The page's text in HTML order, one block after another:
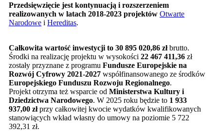
Przedsięwzięcie jest kontynuacją i rozszerzeniem
realizowanych w latach 2018-2023 projektów Otwarte
Narodowe i Hereditas.
Całkowita wartość inwestycji to 30 895 020,86 złbrutto.
Środki na realizację projektu w wysokości 22 467 411,36 zł
zostały przyznane z programu Fundusze Europejskie na
Rozwój Cyfrowy 2021-2027 współfinansowanego ze środków
Europejskiego Funduszu Rozwoju Regionalnego.
Projekt otrzyma też wsparcie od Ministerstwa Kultury i
Dziedzictwa Narodowego. W 2025 roku będzie to 1 933
937,00 złprzy całkowitej kwocie wydatków kwalifikowanych
stanowiących wkład własny do umowy na poziomie 5 722
392,31 zł.